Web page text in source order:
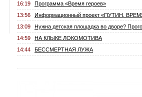
16:19
Программа «Время героев»
13:56
Информационный проект «ПУТИН.
13:09
Нужна детская площадка во дворе?
14:59
НА КЛЫКЕ ЛОКОМОТИВА
14:44
БЕССМЕРТНАЯ ЛУЖА